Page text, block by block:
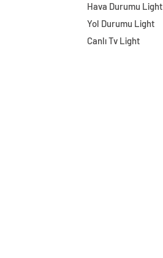
Hava Durumu Light
Yol Durumu Light
Canlı Tv Light